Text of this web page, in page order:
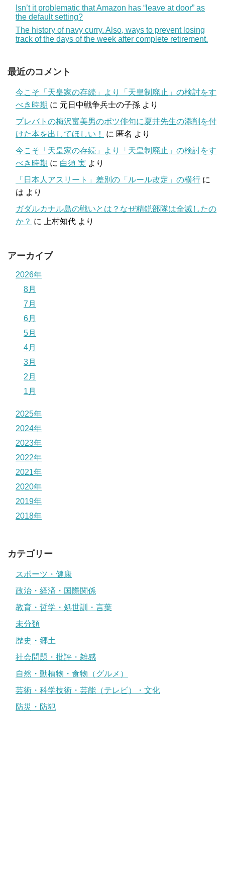
Isn’t it problematic that Amazon has “leave at door” as
the default setting?
The history of navy curry. Also, ways to prevent losing
track of the days of the week after complete retirement.
最近のコメント
今こそ「天皇家の存続」より「天皇制廃止」の検討をす
べき時期 に 元日中戦争兵士の子孫 より
プレバトの梅沢富美男のボツ俳句に夏井先生の添削を付
けた本を出してほしい！
に 匿名 より
今こそ「天皇家の存続」より「天皇制廃止」の検討をす
べき時期 に 白須 実 より
「日本人アスリート」差別の「ルール改定」の横行 に
は より
ガダルカナル島の戦いとは？なぜ精鋭部隊は全滅したの
か？ に 上村知代 より
アーカイブ
2026年
8月
7月
6月
5月
4月
3月
2月
1月
2025年
2024年
2023年
2022年
2021年
2020年
2019年
2018年
カテゴリー
スポーツ・健康
政治・経済・国際関係
教育・哲学・処世訓・言葉
未分類
歴史・郷土
社会問題・批評・雑感
自然・動植物・食物（グルメ）
芸術・科学技術・芸能（テレビ）・文化
防災・防犯